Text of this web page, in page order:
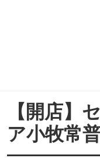
【開店】
ア小牧常